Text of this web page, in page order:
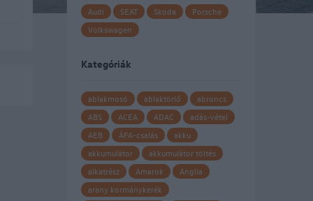
Audi SEAT Skoda
Porsche
Volkswagen
Kategóriák
ablakmosó ablaktörlő
abroncs
ABS
ACEA ADAC
adás-vétel
AEB
ÁFA-csalás
akku
akkumulátor
akkumulátor töltés
alkatrész
Amarok
Anglia
arany kormánykerék